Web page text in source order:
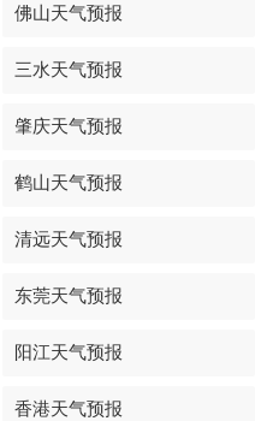
佛山天气预报
三水天气预报
肇庆天气预报
鹤山天气预报
清远天气预报
东莞天气预报
阳江天气预报
香港天气预报